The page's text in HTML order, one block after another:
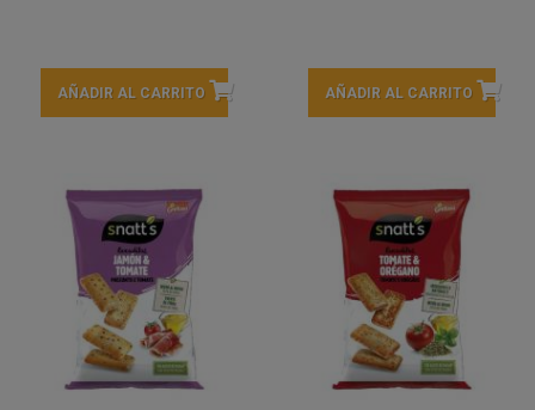
AÑADIR AL CARRITO AÑADIR AL CARRITO